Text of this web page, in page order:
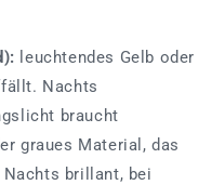
leuchtendes Gelb oder
Nachts
braucht
graues Material, das
brillant, bei